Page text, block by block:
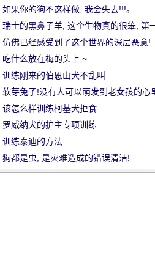
宠
如果你的狗不这样做, 我会失去!!!。
瑞士的黑鼻子羊, 这个生物真的很笨, 第
看到脸上的黑暗和无形的面部特征。
仿佛已经感受到了这个世界的深层恶意!
吃什么放在梅的头上 ~
训练刚来的伯恩山犬不乱叫
软芽兔子!没有人可以萌发到老女孩的心
该怎么样训练柯基犬拒食
罗威纳犬的护主专项训练
训练泰迪的方法
狗都是虫, 是灾难造成的错误清洁!